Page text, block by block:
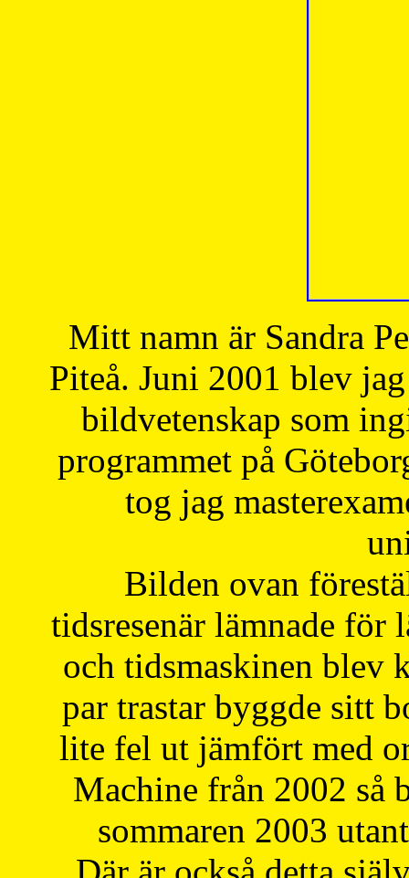
Mitt namn är Sandra
Piteå. Juni 2001 blev
bildvetenskap som
programmet på
tog jag
Bilden ovan
tidsresenär lämnade för
och tidsmaskinen blev
par trastar byggde sitt
lite fel ut jämfört med
Machine från 2002 så
sommaren 2003